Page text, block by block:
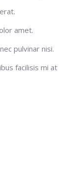
amet.
pulvinar nisi.
facilisis mi at